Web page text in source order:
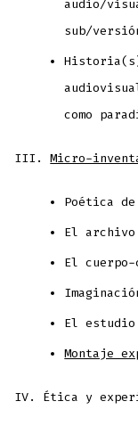
audio/
sub/
como
III.Micro-
Poética
El archivo
El cuerpo-
El
Montaje
IV. Ética y